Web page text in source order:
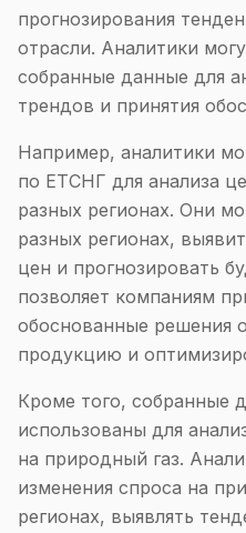
прогнозирования
отрасли. Аналитики
собранные данные для
трендов и принятия
Например, аналитики
по ЕТСНГ для анализа
разных регионах. Они
разных регионах,
цен и прогнозировать
позволяет компаниям
обоснованные решения
продукцию и
Кроме того, собранные
использованы для
на природный газ.
изменения спроса на
регионах, выявлять